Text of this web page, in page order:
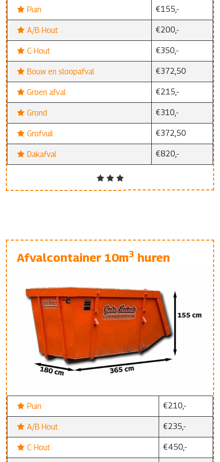
Puin €155,-
A/B Hout €200,-
C Hout €350,-
Bouw en sloopafval €372,50
Groen afval €215,-
Grond €310,-
Grofvuil €372,50
Dakafval €820,-
Afvalcontainer 10m3 huren
Puin €210,-
A/B Hout €235,-
C Hout €450,-